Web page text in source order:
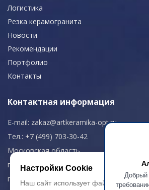
Добрый
Логистика
Резка керамогранита
Новости
Рекомендации
Портфолио
Контакты
Контактная информация
E-mail: zakaz@artkeramika-opt.ru
Тел.: +7 (499) 703-30-42
Московская область,
г. Красногорск
пн-чт: 09.00-18.00
Настройки Cookie
Наш сайт использует файлы cookie,